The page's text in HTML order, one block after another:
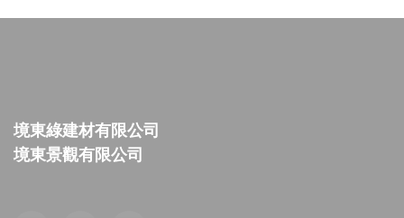
境東綠建材有限公司
境東景觀有限公司